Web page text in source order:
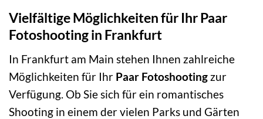
Vielfältige Möglichkeiten für Ihr Paar
Fotoshooting in Frankfurt
In Frankfurt am Main stehen Ihnen zahlreiche
Möglichkeiten für Ihr Paar Fotoshooting zur
Verfügung. Ob Sie sich für ein romantisches
Shooting in einem der vielen Parks und Gärten